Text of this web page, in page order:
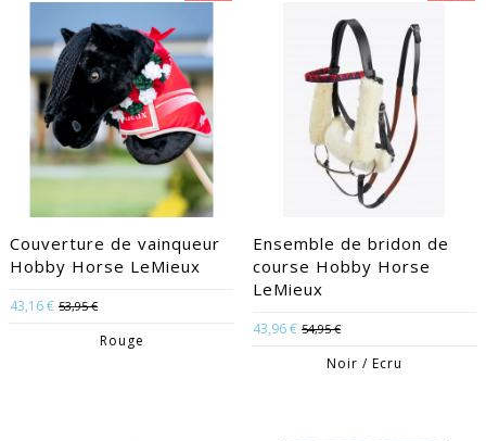
Couverture de vainqueur
Hobby Horse LeMieux
43,16 € 53,95 €
Rouge
Ensemble de bridon de
course Hobby Horse
LeMieux
43,96 € 54,95 €
Noir / Ecru